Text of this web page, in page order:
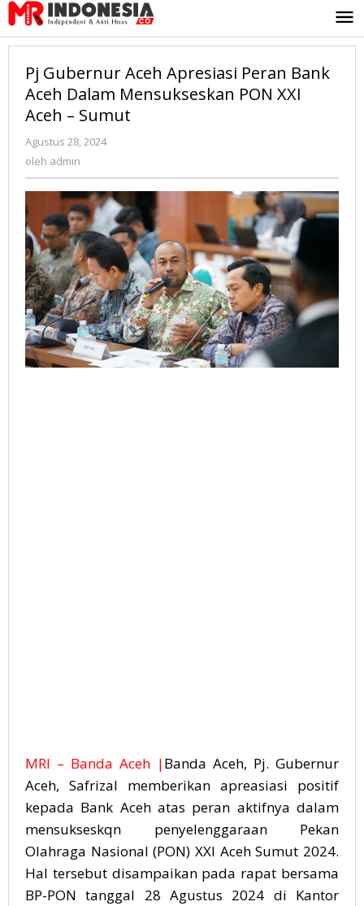
Lewati
ke
konten
Pj Gubernur Aceh Apresiasi Peran Bank
Aceh Dalam Mensukseskan PON XXI
Aceh – Sumut
Agustus 28, 2024
oleh admin
MRI – Banda Aceh |Banda Aceh, Pj. Gubernur
Aceh, Safrizal memberikan apreasiasi positif
kepada Bank Aceh atas peran aktifnya dalam
mensukseskqn penyelenggaraan Pekan
Olahraga Nasional (PON) XXI Aceh Sumut 2024.
Hal tersebut disampaikan pada rapat bersama
BP-PON tanggal 28 Agustus 2024 di Kantor